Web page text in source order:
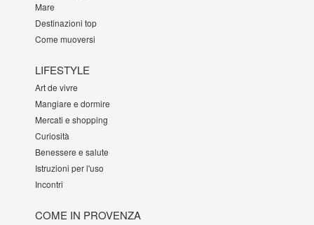
Mare
Destinazioni top
Come muoversi
LIFESTYLE
Art de vivre
Mangiare e dormire
Mercati e shopping
Curiosità
Benessere e salute
Istruzioni per l'uso
Incontri
COME IN PROVENZA